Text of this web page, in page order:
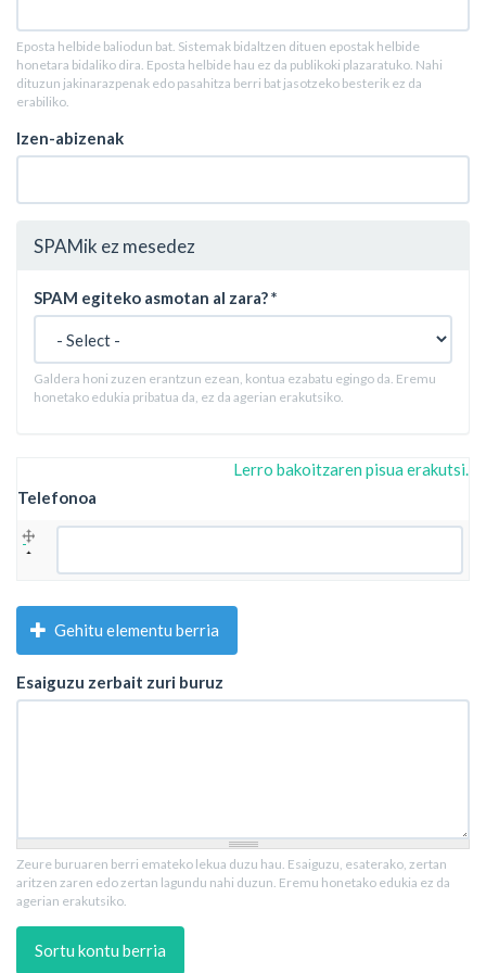
Eposta helbide baliodun bat. Sistemak bidaltzen dituen epostak helbide
honetara bidaliko dira. Eposta helbide hau ez da publikoki plazaratuko. Nahi
dituzun jakinarazpenak edo pasahitza berri bat jasotzeko besterik ez da
erabiliko.
Izen-abizenak
SPAMik ez mesedez
SPAM egiteko asmotan al zara?*
Galdera honi zuzen erantzun ezean, kontua ezabatu egingo da. Eremu
honetako edukia pribatua da, ez da agerian erakutsiko.
Lerro bakoitzaren pisua erakutsi.
Telefonoa
Gehitu elementu berria
Esaiguzu zerbait zuri buruz
Zeure buruaren berri emateko lekua duzu hau. Esaiguzu, esaterako, zertan
aritzen zaren edo zertan lagundu nahi duzun. Eremu honetako edukia ez da
agerian erakutsiko.
Sortu kontu berria